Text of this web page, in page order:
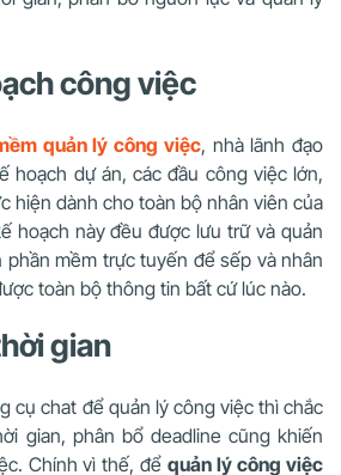
công việc
quản lý công việc, nhà lãnh đạo
hoạch dự án, các đầu công việc lớn,
hiện dành cho toàn bộ nhân viên của
hoạch này đều được lưu trữ và quản
mềm trực tuyến để sếp và nhân
toàn bộ thông tin bất cứ lúc nào.
gian
cụ chat để quản lý công việc thì chắc
gian, phân bổ deadline cũng khiến
Chính vì thế, đểquản lý công việc